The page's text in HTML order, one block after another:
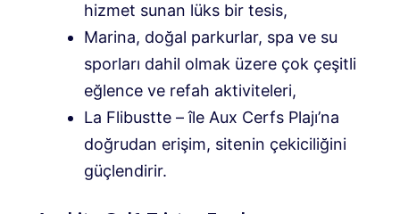
hizmet sunan lüks bir tesis,
Marina, doğal parkurlar, spa ve su
sporları dahil olmak üzere çok çeşitli
eğlence ve refah aktiviteleri,
La Flibustte – île Aux Cerfs Plajı’na
doğrudan erişim, sitenin çekiciliğini
güçlendirir.